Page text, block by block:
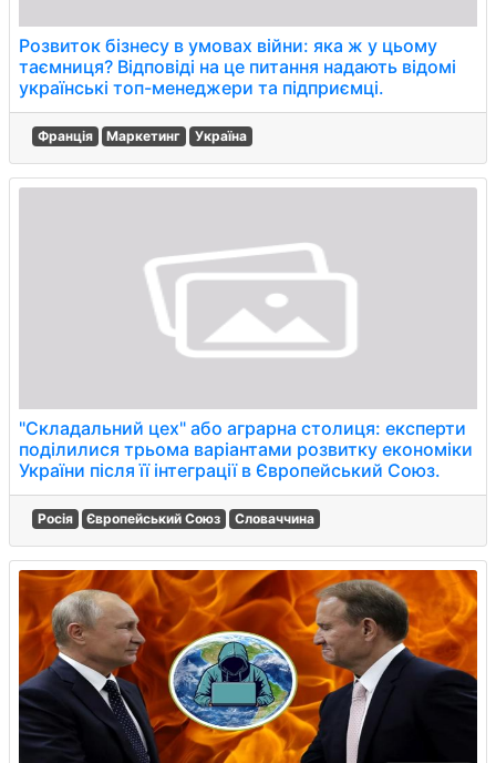
Розвиток бізнесу в умовах війни: яка ж у цьому
таємниця? Відповіді на це питання надають відомі
українські топ-менеджери та підприємці.
Франція Маркетинг Україна
"Складальний цех" або аграрна столиця: експерти
поділилися трьома варіантами розвитку економіки
України після її інтеграції в Європейський Союз.
Росія Європейський Союз Словаччина